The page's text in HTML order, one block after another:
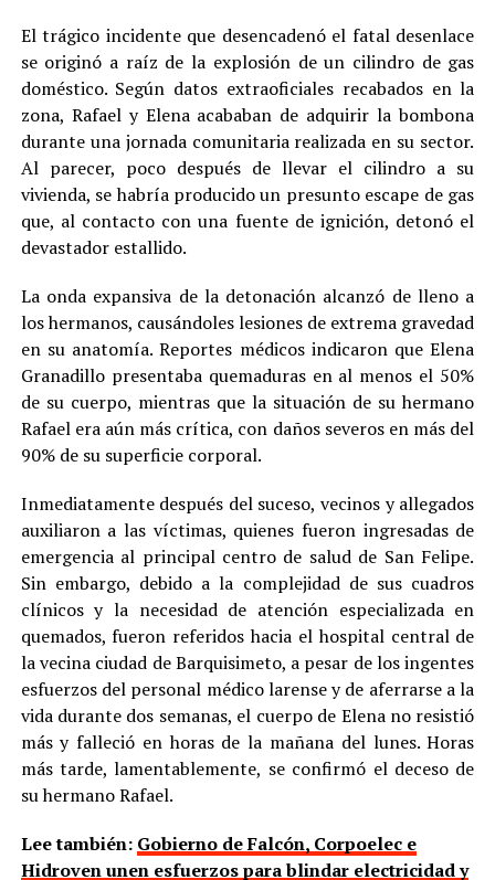
El trágico incidente que desencadenó el fatal desenlace
se originó a raíz de la explosión de un cilindro de gas
doméstico. Según datos extraoficiales recabados en la
zona, Rafael y Elena acababan de adquirir la bombona
durante una jornada comunitaria realizada en su sector.
Al parecer, poco después de llevar el cilindro a su
vivienda, se habría producido un presunto escape de gas
que, al contacto con una fuente de ignición, detonó el
devastador estallido.
La onda expansiva de la detonación alcanzó de lleno a
los hermanos, causándoles lesiones de extrema gravedad
en su anatomía. Reportes médicos indicaron que Elena
Granadillo presentaba quemaduras en al menos el 50%
de su cuerpo, mientras que la situación de su hermano
Rafael era aún más crítica, con daños severos en más del
90% de su superficie corporal.
Inmediatamente después del suceso, vecinos y allegados
auxiliaron a las víctimas, quienes fueron ingresadas de
emergencia al principal centro de salud de San Felipe.
Sin embargo, debido a la complejidad de sus cuadros
clínicos y la necesidad de atención especializada en
quemados, fueron referidos hacia el hospital central de
la vecina ciudad de Barquisimeto, a pesar de los ingentes
esfuerzos del personal médico larense y de aferrarse a la
vida durante dos semanas, el cuerpo de Elena no resistió
más y falleció en horas de la mañana del lunes. Horas
más tarde, lamentablemente, se confirmó el deceso de
su hermano Rafael.
Lee también: Gobierno de Falcón, Corpoelec e
Hidroven unen esfuerzos para blindar electricidad y